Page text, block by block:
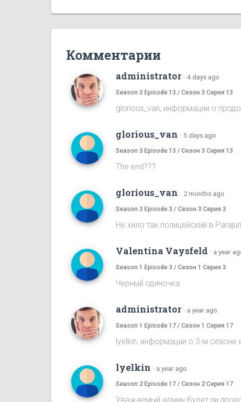
Комментарии
administrator · 4 days ago
Season 3 Episode 13 / Сезон 3 Серия 13
glorious_van, информации о
glorious_van · 5 days ago
Season 3 Episode 13 / Сезон 3 Серия 13
The end???
glorious_van · 2 months ago
Season 3 Episode 3 / Сезон 3 Серия 3
Не хило так полицейский в
Valentina Vaysfeld · a year
Season 1 Episode 3 / Сезон 1 Серия 3
Черный одиночка
administrator · a year ago
Season 1 Episode 17 / Сезон 1 Серия 17
lyelkin, информации о 3-м сезоне
lyelkin · a year ago
Season 2 Episode 17 / Сезон 2 Серия 17
Уважаемый админ будет ли